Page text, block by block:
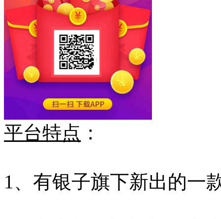
平台特点 ：
1、有银子旗下新出的一